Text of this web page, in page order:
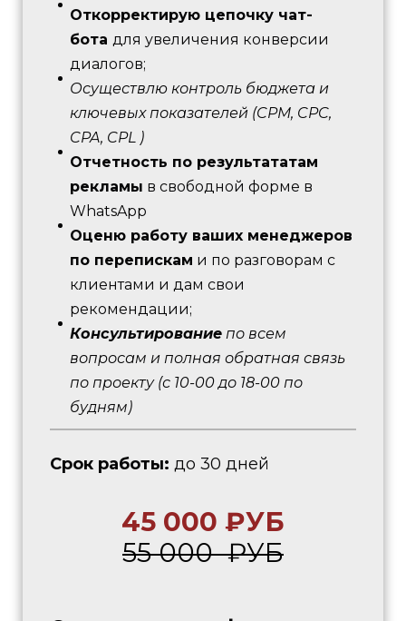
Откорректирую цепочку чат-
бота для увеличения конверсии
диалогов;
Осуществлю контроль бюджета и
ключевых показателей (CPM, CPC,
CPA, CPL )
Отчетность по результататам
рекламы в свободной форме в
WhatsApp
Оценю работу ваших менеджеров
по перепискам и по разговорам с
клиентами и дам свои
рекомендации;
Консультирование по всем
вопросам и полная обратная связь
по проекту (с 10-00 до 18-00 по
будням)
Cрок работы: до 30 дней
45 000 ₽УБ
55 000 ₽УБ